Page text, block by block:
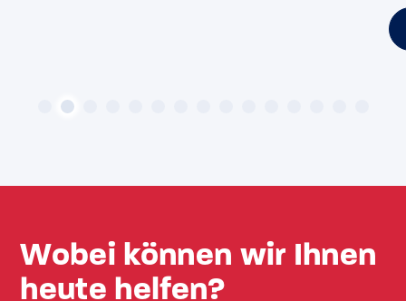
Wobei können wir Ihnen
heute helfen?